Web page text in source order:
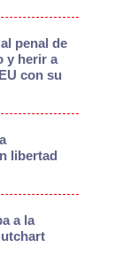
penal de
y herir a
con su
libertad
a la